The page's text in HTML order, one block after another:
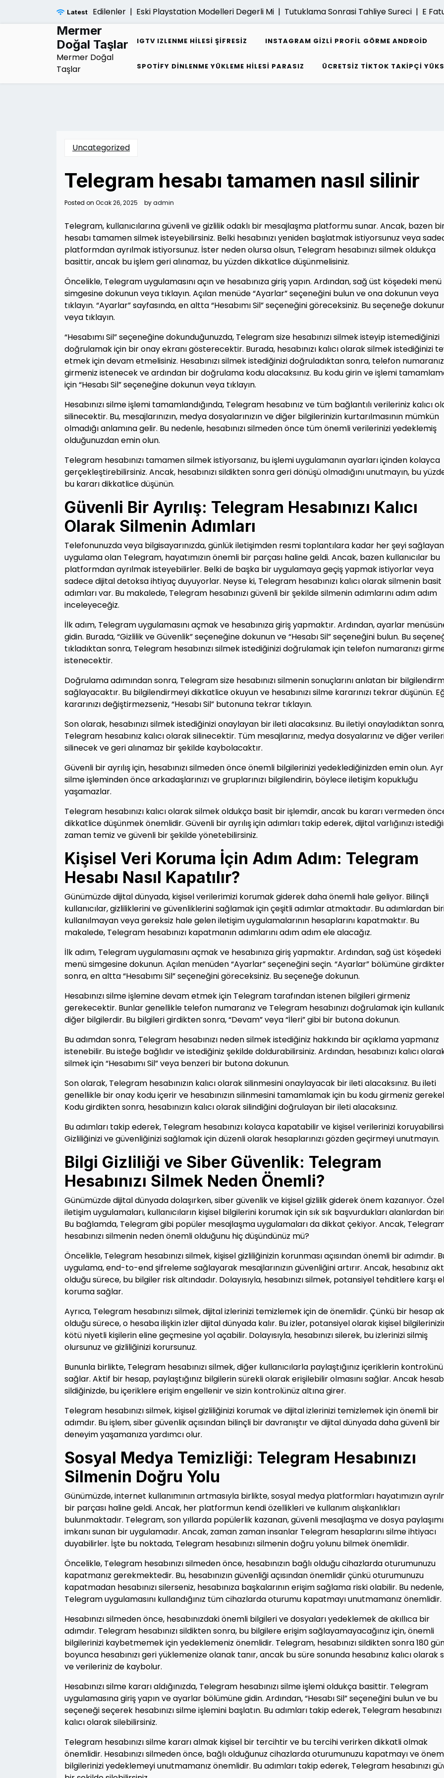
Latest
Hakkinda Merak Edilenler |Eski Playstation Modelleri Degerli Mi | Tutuklama Sonrasi Tahliye Sureci |E Fatura
Mermer
Doğal Taşlar
Mermer Doğal
Taşlar
IGTV IZLENME HILESI ŞIFRESIZ INSTAGRAM GIZLI PROFIL GÖRME ANDROID
SPOTIFY DINLENME YÜKLEME HILESI PARASIZ ÜCRETSIZ TIKTOK TAKIPÇI
Uncategorized
Telegram hesabı tamamen nasıl silinir
Posted on Ocak 26, 2025 byadmin
Telegram, kullanıcılarına güvenli ve gizlilik odaklı bir mesajlaşma platformu sunar. Ancak, bazen
hesabı tamamen silmek isteyebilirsiniz. Belki hesabınızı yeniden başlatmak istiyorsunuz veya
platformdan ayrılmak istiyorsunuz. İster neden olursa olsun, Telegram hesabınızı silmek oldukça
basittir, ancak bu işlem geri alınamaz, bu yüzden dikkatlice düşünmelisiniz.
Öncelikle, Telegram uygulamasını açın ve hesabınıza giriş yapın. Ardından, sağ üst köşedeki menü
simgesine dokunun veya tıklayın. Açılan menüde “Ayarlar” seçeneğini bulun ve ona dokunun veya
tıklayın. “Ayarlar” sayfasında, en altta “Hesabımı Sil” seçeneğini göreceksiniz. Bu seçeneğe
veya tıklayın.
“Hesabımı Sil” seçeneğine dokunduğunuzda, Telegram size hesabınızı silmek isteyip istemediğinizi
doğrulamak için bir onay ekranı gösterecektir. Burada, hesabınızı kalıcı olarak silmek istediğinizi
etmek için devam etmelisiniz. Hesabınızı silmek istediğinizi doğruladıktan sonra, telefon
girmeniz istenecek ve ardından bir doğrulama kodu alacaksınız. Bu kodu girin ve işlemi
için “Hesabı Sil” seçeneğine dokunun veya tıklayın.
Hesabınızı silme işlemi tamamlandığında, Telegram hesabınız ve tüm bağlantılı verileriniz kalıcı
silinecektir. Bu, mesajlarınızın, medya dosyalarınızın ve diğer bilgilerinizin kurtarılmasının mümkün
olmadığı anlamına gelir. Bu nedenle, hesabınızı silmeden önce tüm önemli verilerinizi yedeklemiş
olduğunuzdan emin olun.
Telegram hesabınızı tamamen silmek istiyorsanız, bu işlemi uygulamanın ayarları içinden kolayca
gerçekleştirebilirsiniz. Ancak, hesabınızı sildikten sonra geri dönüşü olmadığını unutmayın, bu
bu kararı dikkatlice düşünün.
Güvenli Bir Ayrılış: Telegram Hesabınızı Kalıcı
Olarak Silmenin Adımları
Telefonunuzda veya bilgisayarınızda, günlük iletişimden resmi toplantılara kadar her şeyi
uygulama olan Telegram, hayatımızın önemli bir parçası haline geldi. Ancak, bazen kullanıcılar bu
platformdan ayrılmak isteyebilirler. Belki de başka bir uygulamaya geçiş yapmak istiyorlar veya
sadece dijital detoksa ihtiyaç duyuyorlar. Neyse ki, Telegram hesabınızı kalıcı olarak silmenin basit
adımları var. Bu makalede, Telegram hesabınızı güvenli bir şekilde silmenin adımlarını adım adım
inceleyeceğiz.
İlk adım, Telegram uygulamasını açmak ve hesabınıza giriş yapmaktır. Ardından, ayarlar
gidin. Burada, “Gizlilik ve Güvenlik” seçeneğine dokunun ve “Hesabı Sil” seçeneğini bulun. Bu
tıkladıktan sonra, Telegram hesabınızı silmek istediğinizi doğrulamak için telefon numaranızı
istenecektir.
Doğrulama adımından sonra, Telegram size hesabınızı silmenin sonuçlarını anlatan bir
sağlayacaktır. Bu bilgilendirmeyi dikkatlice okuyun ve hesabınızı silme kararınızı tekrar düşünün.
kararınızı değiştirmezseniz, “Hesabı Sil” butonuna tekrar tıklayın.
Son olarak, hesabınızı silmek istediğinizi onaylayan bir ileti alacaksınız. Bu iletiyi onayladıktan sonra,
Telegram hesabınız kalıcı olarak silinecektir. Tüm mesajlarınız, medya dosyalarınız ve diğer
silinecek ve geri alınamaz bir şekilde kaybolacaktır.
Güvenli bir ayrılış için, hesabınızı silmeden önce önemli bilgilerinizi yedeklediğinizden emin olun.
silme işleminden önce arkadaşlarınızı ve gruplarınızı bilgilendirin, böylece iletişim kopukluğu
yaşamazlar.
Telegram hesabınızı kalıcı olarak silmek oldukça basit bir işlemdir, ancak bu kararı vermeden
dikkatlice düşünmek önemlidir. Güvenli bir ayrılış için adımları takip ederek, dijital varlığınızı
zaman temiz ve güvenli bir şekilde yönetebilirsiniz.
Kişisel Veri Koruma İçin Adım Adım: Telegram
Hesabı Nasıl Kapatılır?
Günümüzde dijital dünyada, kişisel verilerimizi korumak giderek daha önemli hale geliyor. Bilinçli
kullanıcılar, gizliliklerini ve güvenliklerini sağlamak için çeşitli adımlar atmaktadır. Bu adımlardan
kullanılmayan veya gereksiz hale gelen iletişim uygulamalarının hesaplarını kapatmaktır. Bu
makalede, Telegram hesabınızı kapatmanın adımlarını adım adım ele alacağız.
İlk adım, Telegram uygulamasını açmak ve hesabınıza giriş yapmaktır. Ardından, sağ üst köşedeki
menü simgesine dokunun. Açılan menüden “Ayarlar” seçeneğini seçin. “Ayarlar” bölümüne
sonra, en altta “Hesabımı Sil” seçeneğini göreceksiniz. Bu seçeneğe dokunun.
Hesabınızı silme işlemine devam etmek için Telegram tarafından istenen bilgileri girmeniz
gerekecektir. Bunlar genellikle telefon numaranız ve Telegram hesabınızı doğrulamak için
diğer bilgilerdir. Bu bilgileri girdikten sonra, “Devam” veya “İleri” gibi bir butona dokunun.
Bu adımdan sonra, Telegram hesabınızı neden silmek istediğiniz hakkında bir açıklama yapmanız
istenebilir. Bu isteğe bağlıdır ve istediğiniz şekilde doldurabilirsiniz. Ardından, hesabınızı kalıcı
silmek için “Hesabımı Sil” veya benzeri bir butona dokunun.
Son olarak, Telegram hesabınızın kalıcı olarak silinmesini onaylayacak bir ileti alacaksınız. Bu ileti
genellikle bir onay kodu içerir ve hesabınızın silinmesini tamamlamak için bu kodu girmeniz
Kodu girdikten sonra, hesabınızın kalıcı olarak silindiğini doğrulayan bir ileti alacaksınız.
Bu adımları takip ederek, Telegram hesabınızı kolayca kapatabilir ve kişisel verilerinizi
Gizliliğinizi ve güvenliğinizi sağlamak için düzenli olarak hesaplarınızı gözden geçirmeyi unutmayın.
Bilgi Gizliliği ve Siber Güvenlik: Telegram
Hesabınızı Silmek Neden Önemli?
Günümüzde dijital dünyada dolaşırken, siber güvenlik ve kişisel gizlilik giderek önem kazanıyor.
iletişim uygulamaları, kullanıcıların kişisel bilgilerini korumak için sık sık başvurdukları alanlardan
Bu bağlamda, Telegram gibi popüler mesajlaşma uygulamaları da dikkat çekiyor. Ancak,
hesabınızı silmenin neden önemli olduğunu hiç düşündünüz mü?
Öncelikle, Telegram hesabınızı silmek, kişisel gizliliğinizin korunması açısından önemli bir adımdır.
uygulama, end-to-end şifreleme sağlayarak mesajlarınızın güvenliğini artırır. Ancak, hesabınız
olduğu sürece, bu bilgiler risk altındadır. Dolayısıyla, hesabınızı silmek, potansiyel tehditlere karşı
koruma sağlar.
Ayrıca, Telegram hesabınızı silmek, dijital izlerinizi temizlemek için de önemlidir. Çünkü bir hesap
olduğu sürece, o hesaba ilişkin izler dijital dünyada kalır. Bu izler, potansiyel olarak kişisel
kötü niyetli kişilerin eline geçmesine yol açabilir. Dolayısıyla, hesabınızı silerek, bu izlerinizi silmiş
olursunuz ve gizliliğinizi korursunuz.
Bununla birlikte, Telegram hesabınızı silmek, diğer kullanıcılarla paylaştığınız içeriklerin
sağlar. Aktif bir hesap, paylaştığınız bilgilerin sürekli olarak erişilebilir olmasını sağlar. Ancak
sildiğinizde, bu içeriklere erişim engellenir ve sizin kontrolünüz altına girer.
Telegram hesabınızı silmek, kişisel gizliliğinizi korumak ve dijital izlerinizi temizlemek için önemli bir
adımdır. Bu işlem, siber güvenlik açısından bilinçli bir davranıştır ve dijital dünyada daha güvenli bir
deneyim yaşamanıza yardımcı olur.
Sosyal Medya Temizliği: Telegram Hesabınızı
Silmenin Doğru Yolu
Günümüzde, internet kullanımının artmasıyla birlikte, sosyal medya platformları hayatımızın
bir parçası haline geldi. Ancak, her platformun kendi özellikleri ve kullanım alışkanlıkları
bulunmaktadır. Telegram, son yıllarda popülerlik kazanan, güvenli mesajlaşma ve dosya paylaşımı
imkanı sunan bir uygulamadır. Ancak, zaman zaman insanlar Telegram hesaplarını silme ihtiyacı
duyabilirler. İşte bu noktada, Telegram hesabınızı silmenin doğru yolunu bilmek önemlidir.
Öncelikle, Telegram hesabınızı silmeden önce, hesabınızın bağlı olduğu cihazlarda oturumunuzu
kapatmanız gerekmektedir. Bu, hesabınızın güvenliği açısından önemlidir çünkü oturumunuzu
kapatmadan hesabınızı silerseniz, hesabınıza başkalarının erişim sağlama riski olabilir. Bu nedenle,
Telegram uygulamasını kullandığınız tüm cihazlarda oturumu kapatmayı unutmamanız önemlidir.
Hesabınızı silmeden önce, hesabınızdaki önemli bilgileri ve dosyaları yedeklemek de akıllıca bir
adımdır. Telegram hesabınızı sildikten sonra, bu bilgilere erişim sağlayamayacağınız için, önemli
bilgilerinizi kaybetmemek için yedeklemeniz önemlidir. Telegram, hesabınızı sildikten sonra 180
boyunca hesabınızı geri yüklemenize olanak tanır, ancak bu süre sonunda hesabınız kalıcı olarak
ve verileriniz de kaybolur.
Hesabınızı silme kararı aldığınızda, Telegram hesabınızı silme işlemi oldukça basittir. Telegram
uygulamasına giriş yapın ve ayarlar bölümüne gidin. Ardından, “Hesabı Sil” seçeneğini bulun ve bu
seçeneği seçerek hesabınızı silme işlemini başlatın. Bu adımları takip ederek, Telegram hesabınızı
kalıcı olarak silebilirsiniz.
Telegram hesabınızı silme kararı almak kişisel bir tercihtir ve bu tercihi verirken dikkatli olmak
önemlidir. Hesabınızı silmeden önce, bağlı olduğunuz cihazlarda oturumunuzu kapatmayı ve
bilgilerinizi yedeklemeyi unutmamanız önemlidir. Bu adımları takip ederek, Telegram hesabınızı